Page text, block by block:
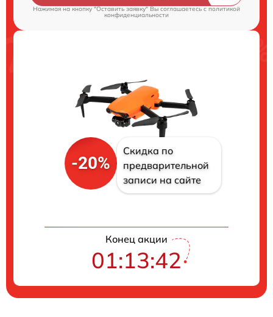
Нажимая на кнопку "Оставить заявку" Вы соглашаетесь c политикой
конфиденциальности
-20%
Скидка по
предварительной
записи на сайте
Конец акции
01:13:42